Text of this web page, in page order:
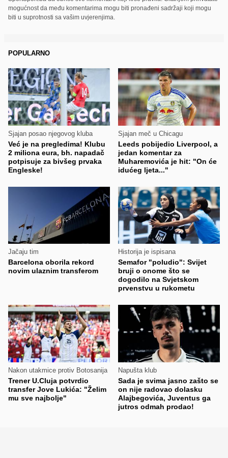
mogućnost da među komentarima mogu biti pronađeni sadržaji koji mogu
biti u suprotnosti sa vašim uvjerenjima.
POPULARNO
Sjajan posao njegovog kluba
Već je na pregledima! Klubu
2 miliona eura, bh. napadač
potpisuje za bivšeg prvaka
Engleske!
Sjajan meč u Chicagu
Leeds pobijedio Liverpool, a
jedan komentar za
Muharemovića je hit: "On će
idućeg ljeta..."
Jačaju tim
Barcelona oborila rekord
novim ulaznim transferom
Historija je ispisana
Semafor "poludio": Svijet
bruji o onome što se
dogodilo na Svjetskom
prvenstvu u rukometu
Nakon utakmice protiv Botosanija
Trener U.Cluja potvrdio
transfer Jove Lukića: "Želim
mu sve najbolje"
Napušta klub
Sada je svima jasno zašto se
on nije radovao dolasku
Alajbegovića, Juventus ga
jutros odmah prodao!